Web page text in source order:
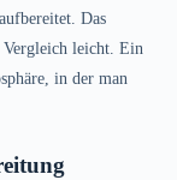
Das
leicht. Ein
in der man